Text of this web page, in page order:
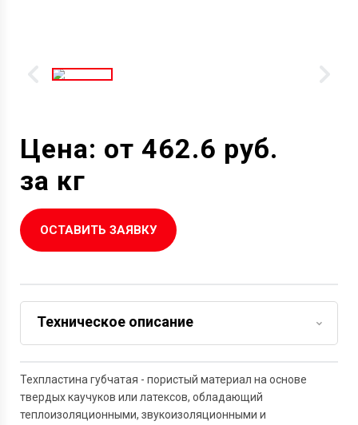
Цена: от 462.6 руб.
за кг
ОСТАВИТЬ ЗАЯВКУ
Техническое описание
Задать вопрос
Техпластина губчатая - пористый материал на основе
твердых каучуков или латексов, обладающий
теплоизоляционными, звукоизоляционными и